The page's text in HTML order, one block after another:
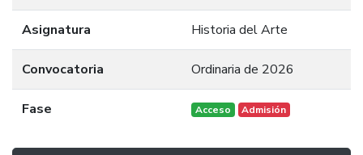
Asignatura Historia del Arte
Convocatoria Ordinaria de 2026
Fase Acceso Admisión